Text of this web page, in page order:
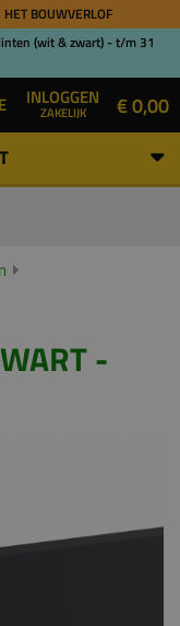
BOUWVERLOF
(wit & zwart) - t/m 31
INLOGGEN
ZAKELIJK € 0,00
-